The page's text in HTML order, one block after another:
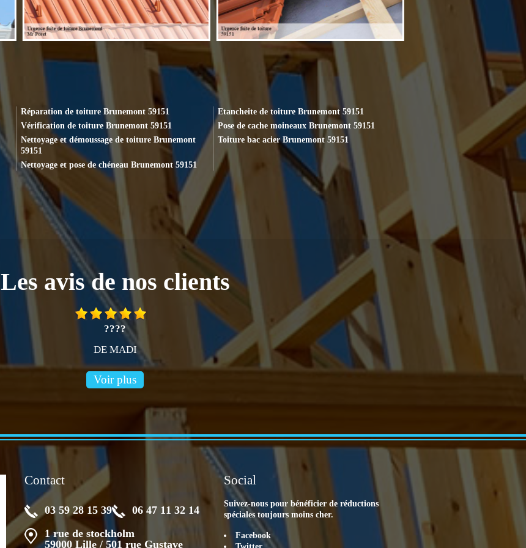
Réparation de toiture Brunemont 59151
Vérification de toiture Brunemont 59151
Nettoyage et démoussage de toiture Brunemont
59151
Nettoyage et pose de chéneau Brunemont 59151
Etancheite de toiture Brunemont 59151
Pose de cache moineaux Brunemont 59151
Toiture bac acier Brunemont 59151
Les avis de nos clients
????
DE MADI
Voir plus
Contact
03 59 28 15 39
06 47 11 32 14
1 rue de stockholm
59000 Lille / 501 rue Gustave
Social
Suivez-nous pour bénéficier de réductions
spéciales toujours moins cher.
Facebook